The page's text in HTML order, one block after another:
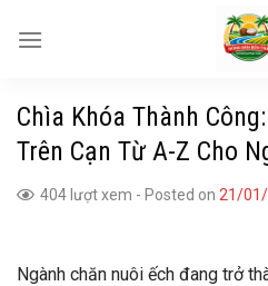
Chìa Khóa Thành
Trên Cạn Từ A-Z Cho
404 lượt xem - Posted on 21/
Ngành chăn nuôi ếch đang trở